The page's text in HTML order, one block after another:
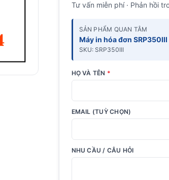
Tư vấn miễn phí · Phản hồi
SẢN PHẨM QUAN TÂM
Máy in hóa đơn SRP350III
SKU: SRP350III
HỌ VÀ TÊN *
EMAIL (TUỲ CHỌN)
NHU CẦU / CÂU HỎI